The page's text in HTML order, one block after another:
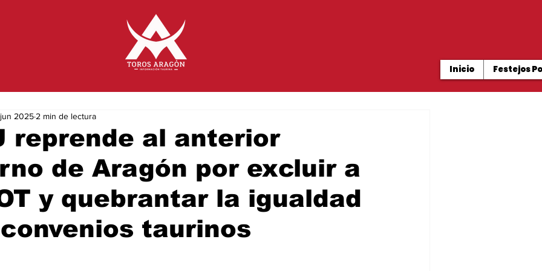
Inicio Festejos
reprende al anterior
de Aragón por excluir a
y quebrantar la igualdad
taurinos
2025 2 min de lectura